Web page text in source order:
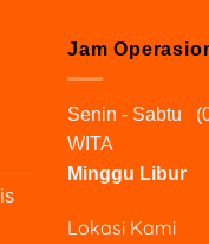
Jam
Senin - Sabtu
WITA
Minggu Libur
Lokasi Kami